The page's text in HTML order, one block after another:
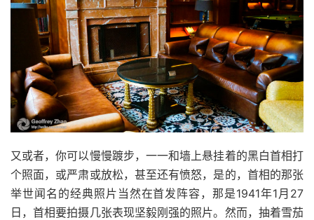
又或者，你可以慢慢踱步，一一和墙上悬挂着的黑白首相打
个照面，或严肃或放松，甚至还有愤怒，是的，首相的那张
举世闻名的经典照片当然在首发阵容，那是1941年1月27
日，首相要拍摄几张表现坚毅刚强的照片。然而，抽着雪茄